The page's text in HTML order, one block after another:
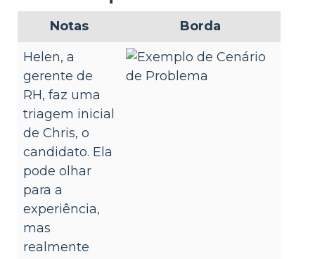
Notas
Borda
Helen, a
gerente de
RH, faz uma
triagem inicial
de Chris, o
candidato. Ela
pode olhar
para a
experiência,
mas
realmente